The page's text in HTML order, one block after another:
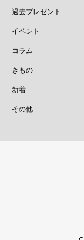
過去プレゼント
イベント
コラム
きもの
新着
その他